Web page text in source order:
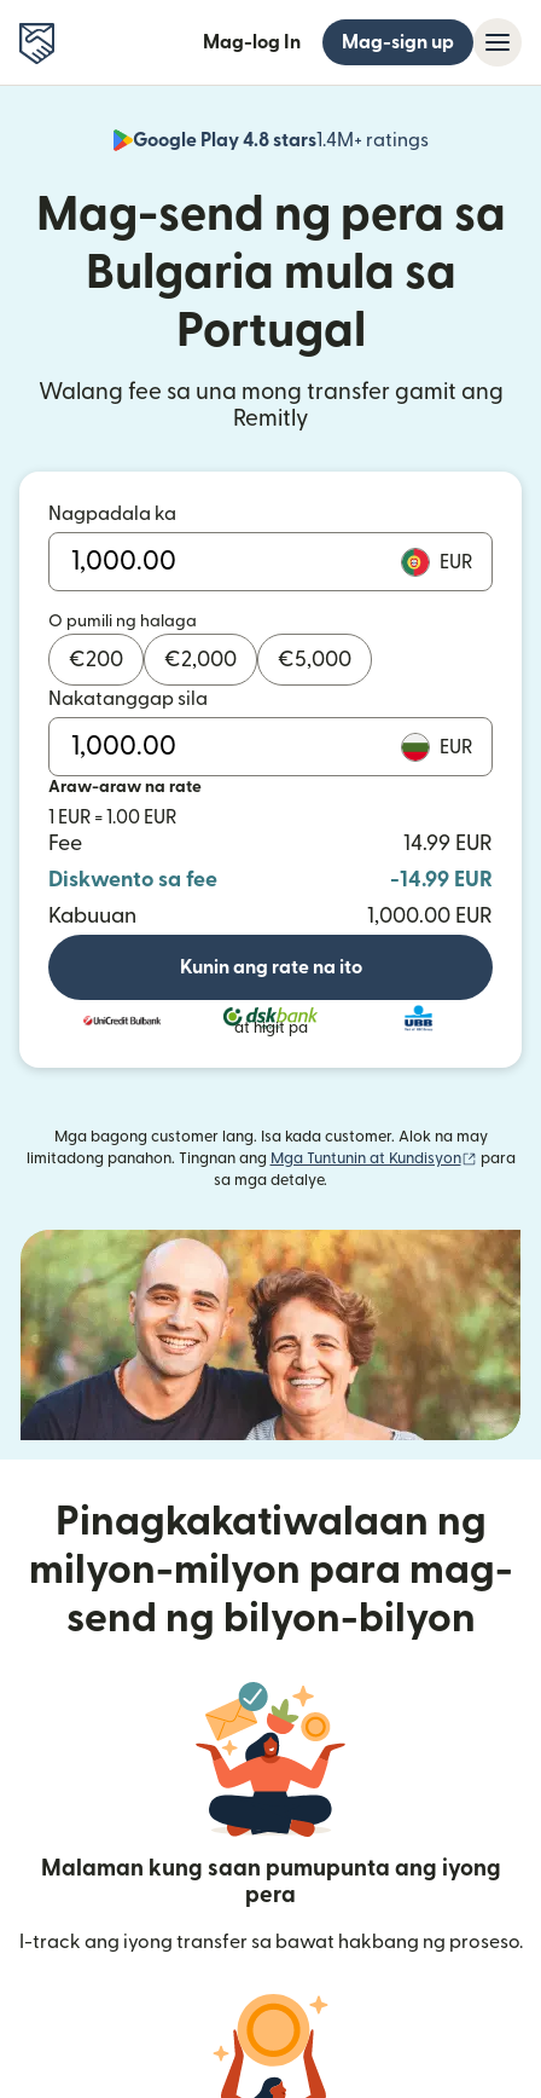
Mag-log In Mag-sign up
Google Play 4.8 stars1.4M+ ratings
(bubukas
Mag-send ng pera sa
Bulgaria mula sa
Portugal
Walang fee sa una mong transfer gamit ang
Remitly
Nagpadala ka
EUR
O pumili ng halaga
€200 €2,000 €5,000
Nakatanggap sila
EUR
Araw-araw na rate
1 EUR = 1.00 EUR
Fee
14.99 EUR
Diskwento sa fee
-14.99 EUR
Kabuuan
1,000.00 EUR
Kunin ang rate na ito
at higit pa
Mga bagong customer lang. Isa kada customer. Alok na may
limitadong panahon. Tingnan ang Mga Tuntunin at Kundisyon
para
sa mga detalye.
Pinagkakatiwalaan ng
milyon-milyon para mag-
send ng bilyon-bilyon
Malaman kung saan pumupunta ang iyong
pera
I-track ang iyong transfer sa bawat hakbang ng proseso.